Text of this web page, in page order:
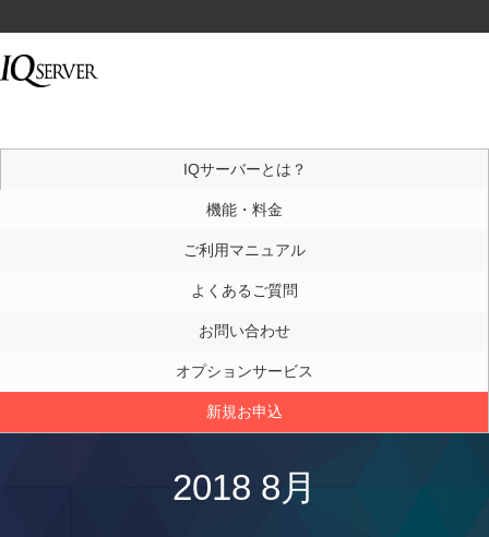
IQサーバーとは？
機能・料金
ご利用マニュアル
よくあるご質問
お問い合わせ
オプションサービス
新規お申込
2018 8月